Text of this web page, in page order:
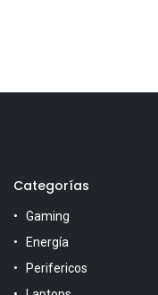
Categorías
Gaming
Energía
Perifericos